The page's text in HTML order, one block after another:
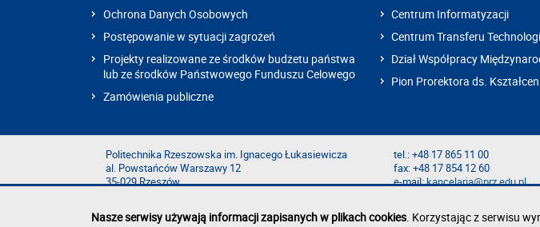
Ochrona Danych Osobowych
Postępowanie w sytuacji zagrożeń
Projekty realizowane ze środków budżetu państwa
lub ze środków Państwowego Funduszu Celowego
Zamówienia publiczne
Centrum Informatyzacji
Centrum Transferu
Dział Współpracy
Pion Prorektora ds.
Politechnika Rzeszowska im. Ignacego Łukasiewicza
al. Powstańców Warszawy 12
35-029 Rzeszów
tel.: +48 17 865 11 00
fax: +48 17 854 12 60
e-mail:kancelaria@prz.edu.pl
Nasze serwisy używają informacji zapisanych w plikach cookies. Korzystając z serwisu